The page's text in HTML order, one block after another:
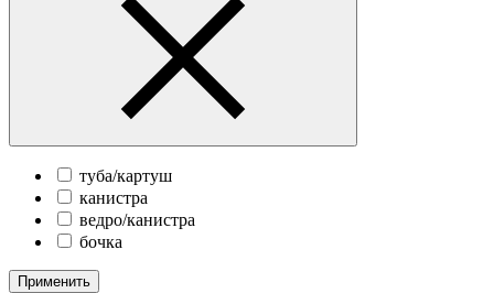
туба/картуш
канистра
ведро/канистра
бочка
Применить